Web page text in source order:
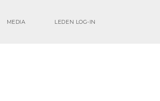
MEDIA LEDEN LOG-IN